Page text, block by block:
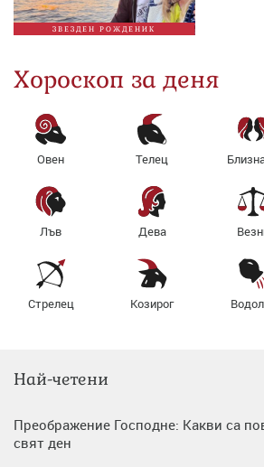
ЗВЕЗДЕН РОЖДЕНИК
Хороскоп за деня
Овен Телец
Лъв Дева
Стрелец Козирог
Най-четени
Преображение Господне: Какви са
свят ден